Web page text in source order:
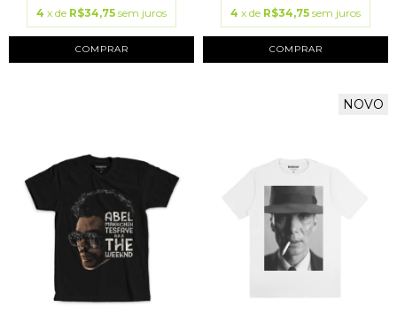
4 x de R$34,75 sem juros
COMPRAR
4 x de R$34,75 sem juros
COMPRAR
NOVO